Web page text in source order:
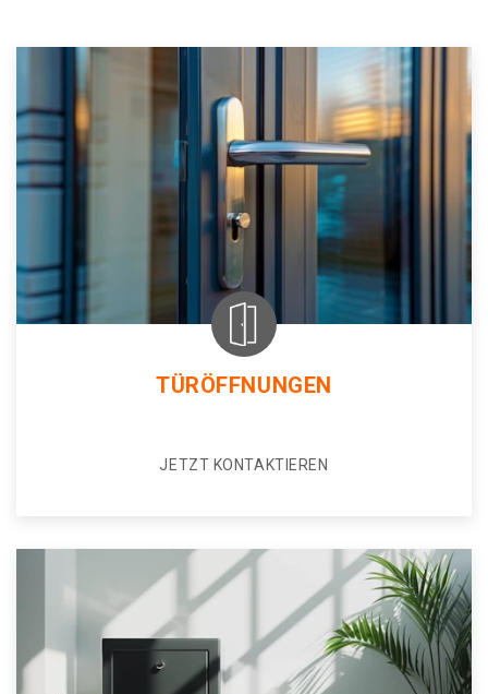
TÜRÖFFNUNGEN
JETZT KONTAKTIEREN